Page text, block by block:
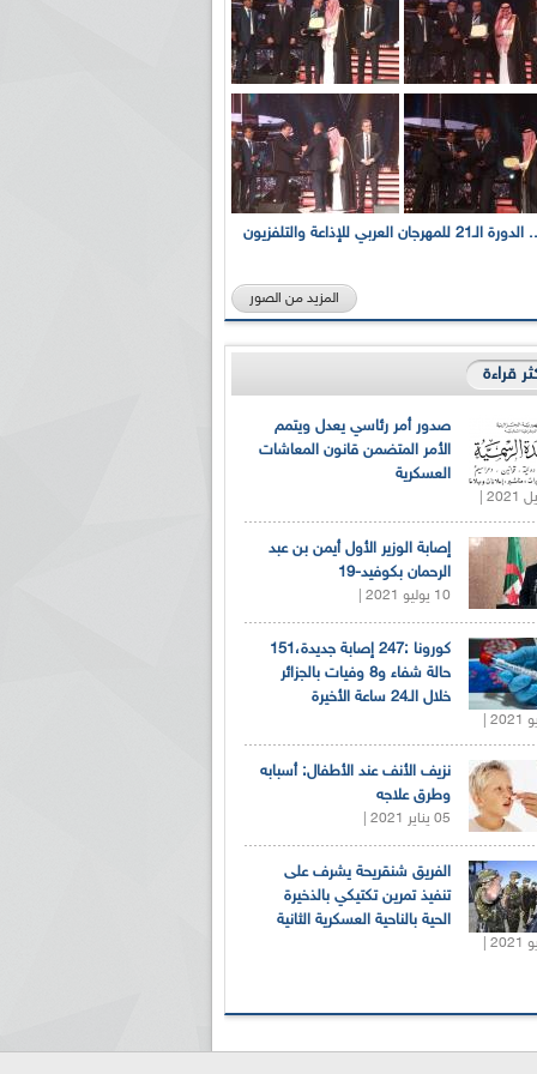
بالصور... الدورة الـ21 للمهرجان العربي للإذاعة والتلفزيون
المزيد من الصور
قراءة
صدور أمر رئاسي يعدل ويتمم
الأمر المتضمن قانون المعاشات
العسكرية
إصابة الوزير الأول أيمن بن عبد
الرحمان بكوفيد-19
10 يوليو 2021 |
كورونا :247 إصابة جديدة،151
حالة شفاء و8 وفيات بالجزائر
خلال الـ24 ساعة الأخيرة
نزيف الأنف عند الأطفال: أسبابه
وطرق علاجه
05 يناير 2021 |
الفريق شنقريحة يشرف على
تنفيذ تمرين تكتيكي بالذخيرة
الحية بالناحية العسكرية الثانية